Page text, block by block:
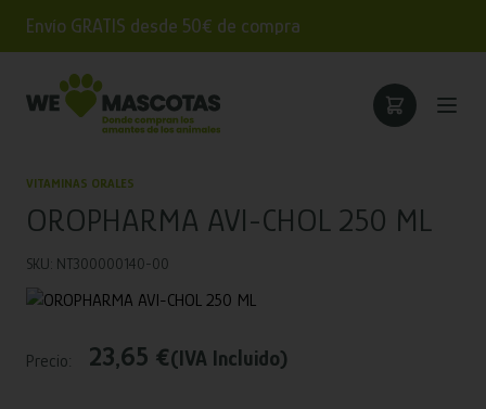
Envío GRATIS desde 50€ de compra
VITAMINAS ORALES
OROPHARMA AVI-CHOL 250 ML
SKU: NT300000140-00
Precio: 23,65 €(IVA Incluido)